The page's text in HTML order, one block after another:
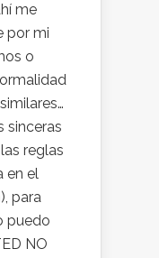
me
por mi
o
sinceras
reglas
en el
para
puedo
NO